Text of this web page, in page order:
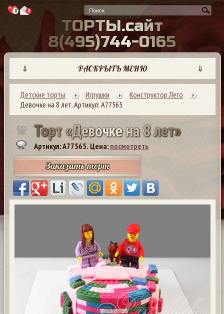
0 0
ТОРТЫ.сайт
8(495)744-0165
⇓ РАСКРЫТЬ МЕНЮ ⇓
Детские торты Игрушки
Конструктор Лего
Девочке на 8 лет. Артикул: А77565
Торт«Девочкена8лет»
Артикул: A77565. Цена: посмотреть
Заказать торт